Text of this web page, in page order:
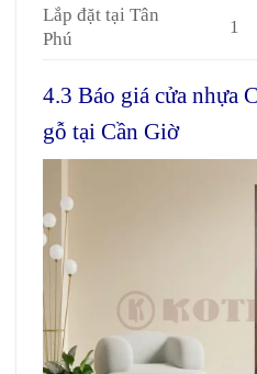
Lắp đặt tại Tân
Phú
1
4.3 Báo giá cửa nhựa
gỗ tại Cần Giờ